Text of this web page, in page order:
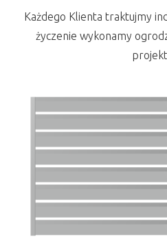
Każdego Klienta traktujmy
życzenie wykonamy